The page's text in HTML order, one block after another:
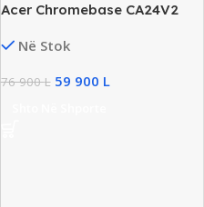
Acer Chromebase CA24V2
PC, Intel i7 Gen8, 16GB DDR4,
Në Stok
76 900L 59 900 L